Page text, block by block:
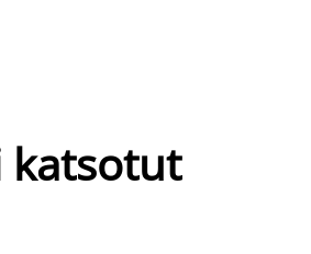
katsotut